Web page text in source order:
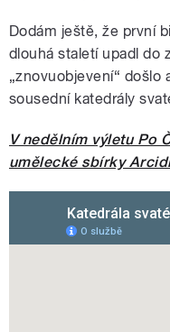
Dodám ještě, že první
dlouhá staletí upadl do
„znovuobjevení“ došlo
sousední katedrály
V nedělním výletu Po
umělecké sbírky